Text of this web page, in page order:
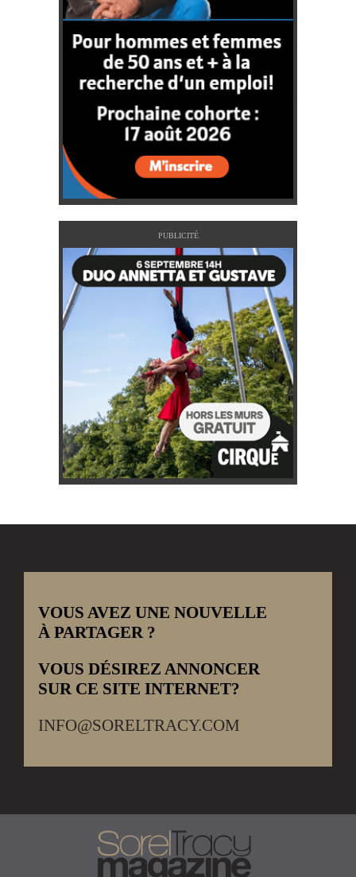
PUBLICITÉ
VOUS AVEZ UNE NOUVELLE
À PARTAGER ?
VOUS DÉSIREZ ANNONCER
SUR CE SITE INTERNET?
INFO@SORELTRACY.COM